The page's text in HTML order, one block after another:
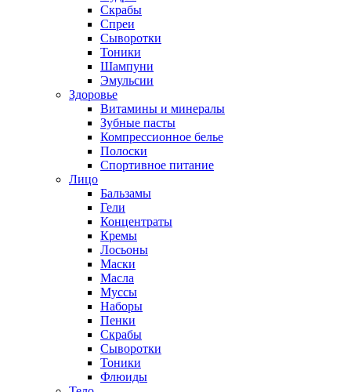
Скрабы
Спреи
Сыворотки
Тоники
Шампуни
Эмульсии
Здоровье
Витамины и минералы
Зубные пасты
Компрессионное белье
Полоски
Спортивное питание
Лицо
Бальзамы
Гели
Концентраты
Кремы
Лосьоны
Маски
Масла
Муссы
Наборы
Пенки
Скрабы
Сыворотки
Тоники
Флюиды